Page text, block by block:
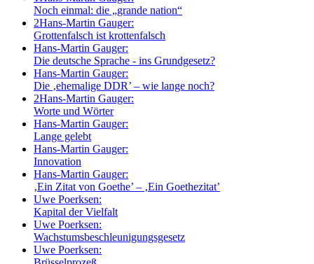
Noch einmal: die „grande nation“
2Hans-Martin Gauger:
Grottenfalsch ist krottenfalsch
Hans-Martin Gauger:
Die deutsche Sprache - ins Grundgesetz?
Hans-Martin Gauger:
Die ‚ehemalige DDR’ – wie lange noch?
2Hans-Martin Gauger:
Worte und Wörter
Hans-Martin Gauger:
Lange gelebt
Hans-Martin Gauger:
Innovation
Hans-Martin Gauger:
‚Ein Zitat von Goethe’ – ‚Ein Goethezitat’
Uwe Poerksen:
Kapital der Vielfalt
Uwe Poerksen:
Wachstumsbeschleunigungsgesetz
Uwe Poerksen: